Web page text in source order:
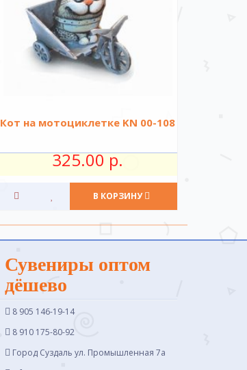
Кот на мотоциклетке KN 00-108
325.00 р.
В КОРЗИНУ
Сувениры оптом
дёшево
8 905 146-19-14
8 910 175-80-92
Город Суздаль ул. Промышленная 7a